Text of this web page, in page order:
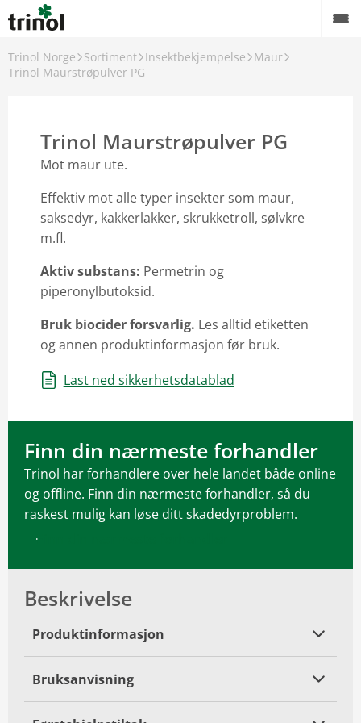
Trinol Norge Sortiment Insektbekjempelse
Maur
Trinol Maurstrøpulver PG
Trinol Maurstrøpulver PG
Mot maur ute.
Effektiv mot alle typer insekter som maur,
saksedyr, kakkerlakker, skrukketroll, sølvkre
m.fl.
Aktiv substans: Permetrin og
piperonylbutoksid.
Bruk biocider forsvarlig. Les alltid etiketten
og annen produktinformasjon før bruk.
Last ned sikkerhetsdatablad
Finn din nærmeste forhandler
Trinol har forhandlere over hele landet både online
og offline. Finn din nærmeste forhandler, så du
raskest mulig kan løse ditt skadedyrproblem.
Finn din nærmeste forhandler
Beskrivelse
Produktinformasjon
Bruksanvisning